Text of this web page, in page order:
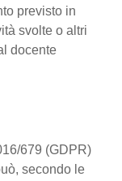
previsto in
svolte o altri
docente
679 (GDPR)
secondo le